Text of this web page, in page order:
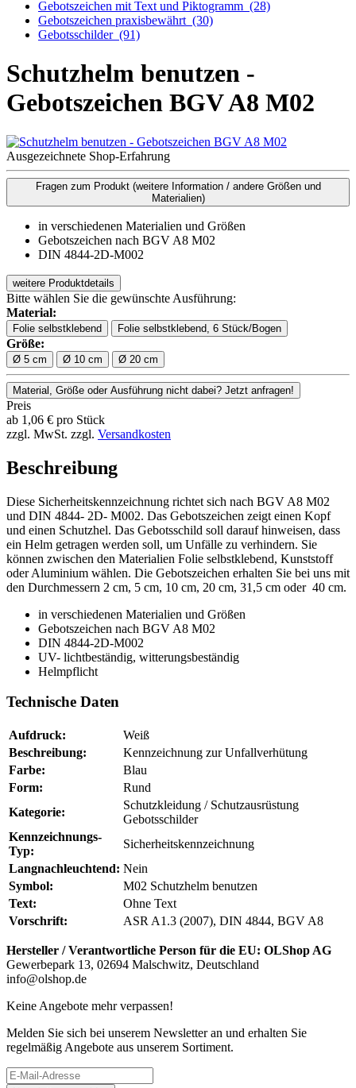
Gebotszeichen mit Text und Piktogramm (28)
Gebotszeichen praxisbewährt (30)
Gebotsschilder (91)
Schutzhelm benutzen -
Gebotszeichen BGV A8 M02
Ausgezeichnete Shop-Erfahrung
Fragen zum Produkt (weitere Information / andere Größen und
Materialien)
in verschiedenen Materialien und Größen
Gebotszeichen nach BGV A8 M02
DIN 4844-2D-M002
weitere Produktdetails
Bitte wählen Sie die gewünschte Ausführung:
Material:
Folie selbstklebend Folie selbstklebend, 6 Stück/Bogen
Größe:
Ø 5 cm Ø 10 cm Ø 20 cm
Material, Größe oder Ausführung nicht dabei? Jetzt anfragen!
Preis
ab 1,06 € pro Stück
zzgl. MwSt. zzgl. Versandkosten
Beschreibung
Diese Sicherheitskennzeichnung richtet sich nach BGV A8 M02
und DIN 4844- 2D- M002. Das Gebotszeichen zeigt einen Kopf
und einen Schutzhel. Das Gebotsschild soll darauf hinweisen, dass
ein Helm getragen werden soll, um Unfälle zu verhindern. Sie
können zwischen den Materialien Folie selbstklebend, Kunststoff
oder Aluminium wählen. Die Gebotszeichen erhalten Sie bei uns mit
den Durchmessern 2 cm, 5 cm, 10 cm, 20 cm, 31,5 cm oder 40 cm.
in verschiedenen Materialien und Größen
Gebotszeichen nach BGV A8 M02
DIN 4844-2D-M002
UV- lichtbeständig, witterungsbeständig
Helmpflicht
Technische Daten
Aufdruck:
Weiß
Beschreibung:
Kennzeichnung zur Unfallverhütung
Farbe:
Blau
Form:
Rund
Kategorie:
Schutzkleidung / Schutzausrüstung
Gebotsschilder
Kennzeichnungs-
Typ:
Sicherheitskennzeichnung
Langnachleuchtend: Nein
Symbol:
M02 Schutzhelm benutzen
Text:
Ohne Text
Vorschrift:
ASR A1.3 (2007), DIN 4844, BGV A8
Hersteller / Verantwortliche Person für die EU: OLShop AG
Gewerbepark 13, 02694 Malschwitz, Deutschland
info@olshop.de
Keine Angebote mehr verpassen!
Melden Sie sich bei unserem Newsletter an und erhalten Sie
regelmäßig Angebote aus unserem Sortiment.